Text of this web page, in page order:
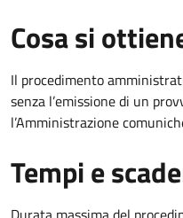
Cosa si
Il procedimento
senza l’emissione di un
l’Amministrazione
Tempi e